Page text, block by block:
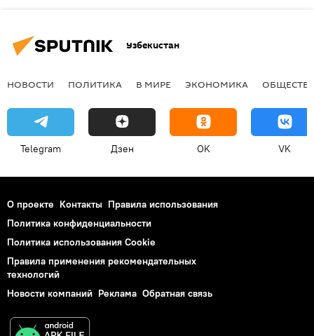
Узбекистан
НОВОСТИ ПОЛИТИКА В МИРЕ ЭКОНОМИКА
Telegram Дзен OK VK
О проекте Контакты Правила использования
Политика конфиденциальности
Политика использования Cookie
Правила применения рекомендательных
технологий
Новости компаний Реклама Обратная связь